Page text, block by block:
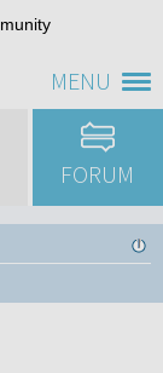
MENU
FORUM